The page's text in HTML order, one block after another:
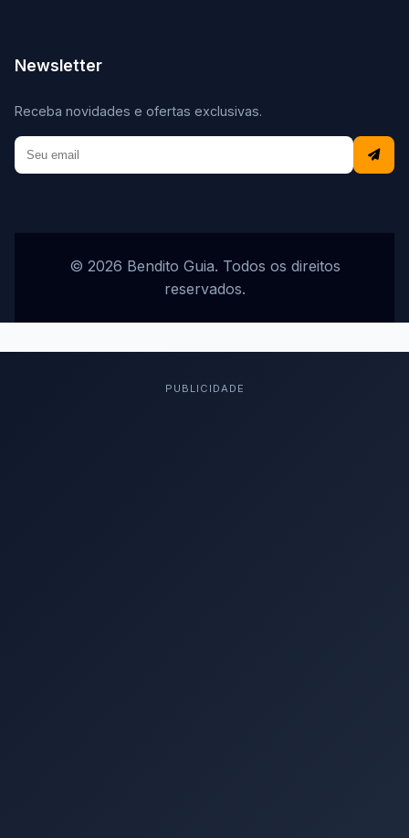
Newsletter
Receba novidades e ofertas exclusivas.
© 2026 Bendito Guia. Todos os direitos
reservados.